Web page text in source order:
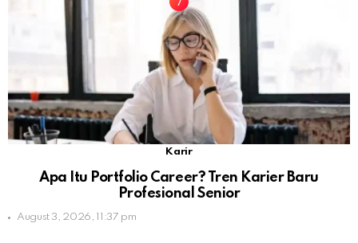
Karir
Apa Itu Portfolio Career? Tren Karier Baru
Profesional Senior
August 3, 2026, 11:37 pm